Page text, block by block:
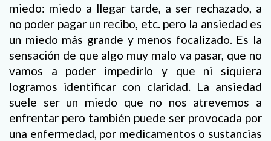
miedo: miedo a llegar tarde, a ser rechazado, a
no poder pagar un recibo, etc. pero la ansiedad es
un miedo más grande y menos focalizado. Es la
sensación de que algo muy malo va pasar, que no
vamos a poder impedirlo y que ni siquiera
logramos identificar con claridad. La ansiedad
suele ser un miedo que no nos atrevemos a
enfrentar pero también puede ser provocada por
una enfermedad, por medicamentos o sustancias